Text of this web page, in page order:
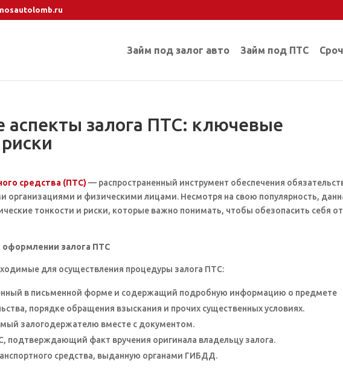
Займ под залог авто Займ под ПТС
залога ПТС: ключевые
средства (ПТС)— распространенный инструмент обеспечения
организациями и физическими лицами. Несмотря на свою популярность,
тонкости и риски, которые важно понимать, чтобы обезопасить себя от
залога ПТС
для осуществления процедуры залога ПТС:
в письменной форме и содержащий подробную информацию о предмете
порядке обращения взыскания и прочих существенных условиях.
залогодержателю вместе с документом.
подтверждающий факт вручения оригинала владельцу залога.
средства, выданную органами ГИБДД.